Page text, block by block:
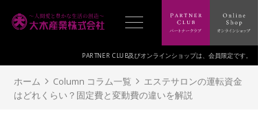
PARTNER CLUB及びオンラインショップは、会員限定です。
ホーム Column コラム一覧
エステサロンの運転資金
はどれくらい？固定費と変動費の違いを解説